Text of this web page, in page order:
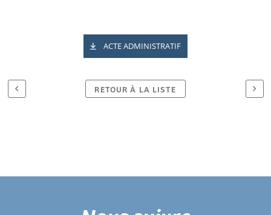
ACTE ADMINISTRATIF
RETOUR À LA LISTE